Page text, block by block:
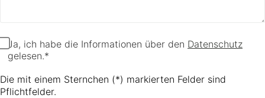
Ja, ich habe die Informationen über den Datenschutz
gelesen.*
Die mit einem Sternchen (*) markierten Felder sind
Pflichtfelder.